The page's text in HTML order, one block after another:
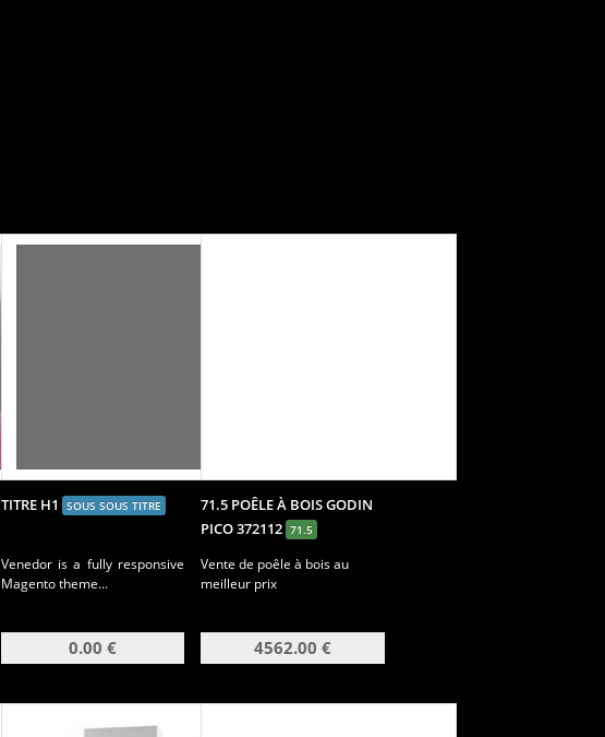
TITRE H1 SOUS SOUS TITRE
Venedor is a fully responsive
Magento theme...
0.00 €
71.5 POÊLE À BOIS GODIN
PICO 372112 71.5
Vente de poêle à bois au
meilleur prix
4562.00 €